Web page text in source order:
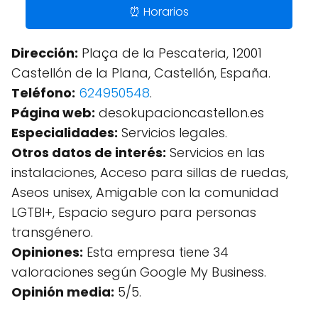
⏰ Horarios
Dirección: Plaça de la Pescateria, 12001
Castellón de la Plana, Castellón, España.
Teléfono: 624950548.
Página web: desokupacioncastellon.es
Especialidades: Servicios legales.
Otros datos de interés: Servicios en las
instalaciones, Acceso para sillas de ruedas,
Aseos unisex, Amigable con la comunidad
LGTBI+, Espacio seguro para personas
transgénero.
Opiniones: Esta empresa tiene 34
valoraciones según Google My Business.
Opinión media: 5/5.